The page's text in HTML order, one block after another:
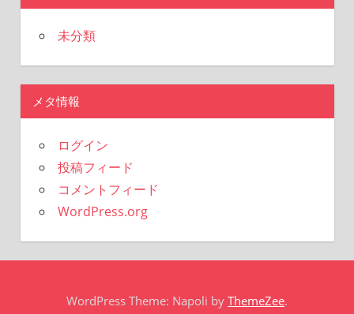
未分類
メタ情報
ログイン
投稿フィード
コメントフィード
WordPress.org
WordPress Theme: Napoli by ThemeZee.